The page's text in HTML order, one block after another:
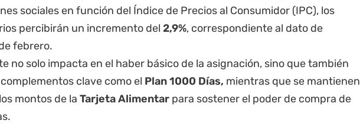
sociales en función del Índice de Precios al Consumidor (IPC), los
percibirán un incremento del 2,9%, correspondiente al dato de
febrero.
no solo impacta en el haber básico de la asignación, sino que también
clave como el Plan 1000 Días, mientras que se mantienen
montos de la Tarjeta Alimentar para sostener el poder de compra de